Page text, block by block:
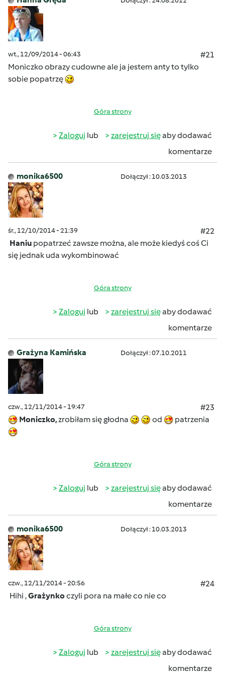
wt., 12/09/2014 - 06:43
#21
Moniczko obrazy cudowne ale ja jestem anty to tylko
sobie popatrzę
Góra strony
Zaloguj lub zarejestruj sięaby dodawać
komentarze
monika6500 Dołączył : 10.03.2013
śr., 12/10/2014 - 21:39
#22
Haniu popatrzeć zawsze można, ale może kiedyś coś Ci
się jednak uda wykombinować
Góra strony
Zaloguj lub zarejestruj sięaby dodawać
komentarze
Grażyna Kamińska Dołączył : 07.10.2011
czw., 12/11/2014 - 19:47
#23
Moniczko,zrobiłam się głodna od patrzenia
Góra strony
Zaloguj lub zarejestruj sięaby dodawać
komentarze
monika6500 Dołączył : 10.03.2013
czw., 12/11/2014 - 20:56
#24
Hihi ,Grażynkoczyli pora na małe co nie co
Góra strony
Zaloguj lub zarejestruj sięaby dodawać
komentarze